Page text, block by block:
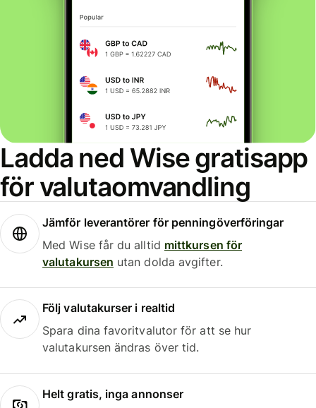
Ladda ned Wise gratisapp
för valutaomvandling
Jämför leverantörer för penningöverföringar
Med Wise får du alltid mittkursen för
valutakursen utan dolda avgifter.
Följ valutakurser i realtid
Spara dina favoritvalutor för att se hur
valutakursen ändras över tid.
Helt gratis, inga annonser